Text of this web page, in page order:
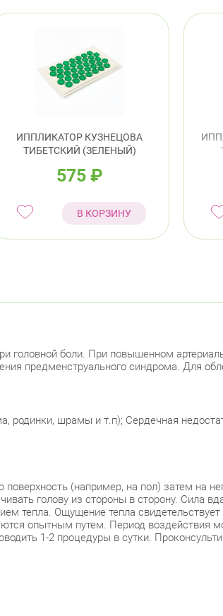
ИППЛИКАТОР КУЗНЕЦОВА
ТИБЕТСКИЙ (ЗЕЛЕНЫЙ)
575 ₽
В КОРЗИНУ
головной боли. При повышенном
предменструального синдрома. Для
шрамы и т.п); Сердечная
(например, на пол) затем на
голову из стороны в сторону. Сила
тепла. Ощущение тепла
опытным путем. Период воздействия
1-2 процедуры в сутки.